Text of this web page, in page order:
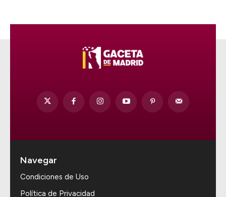
Navegar
Condiciones de Uso
Política de Privacidad